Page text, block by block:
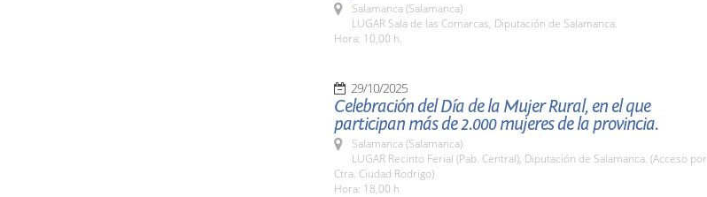
Salamanca (Salamanca)
LUGAR Sala de las Comarcas, Diputación de Salamanca.
Hora: 10,00 h.
29/10/2025
Celebración del Día de la Mujer Rural, en el que
participan más de 2.000 mujeres de la provincia.
Salamanca (Salamanca)
LUGAR Recinto Ferial (Pab. Central), Diputación de Salamanca. (Acceso por
Ctra. Ciudad Rodrigo)
Hora: 18,00 h